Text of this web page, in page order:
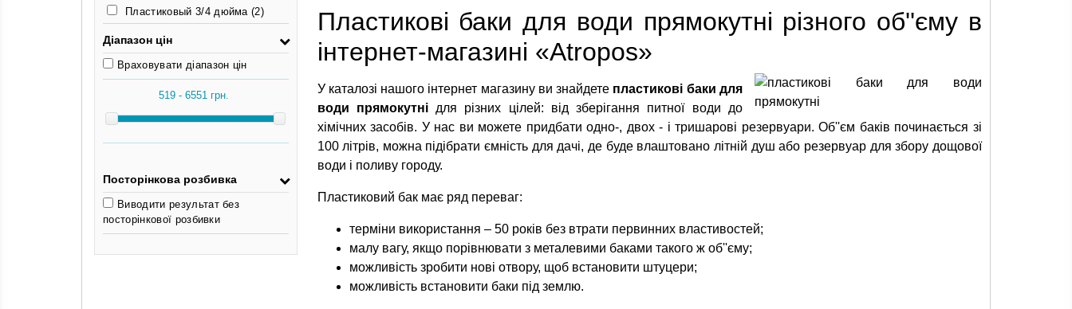
Пластиковый 3/4 дюйма(2)
Діапазон цін
Враховувати діапазон цін
Посторінкова розбивка
Виводити результат без
посторінкової розбивки
Пластикові баки для води прямокутні різного об''єму в
інтернет-магазині «Atropos»
У каталозі нашого інтернет магазину ви знайдете пластикові баки для
води прямокутнідля різних цілей: від зберігання питної води до
хімічних засобів. У нас ви можете придбати одно-, двох - і тришарові резервуари. Об''єм баків починається зі
100 літрів, можна підібрати ємність для дачі, де буде влаштовано літній душ або резервуар для збору дощової
води і поливу городу.
Пластиковий бак має ряд переваг:
терміни використання – 50 років без втрати первинних властивостей;
малу вагу, якщо порівнювати з металевими баками такого ж об''єму;
можливість зробити нові отвору, щоб встановити штуцери;
можливість встановити баки під землю.